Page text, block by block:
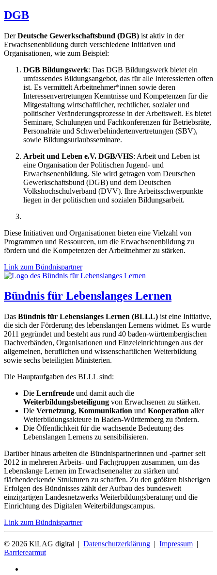
DGB
DerDeutsche Gewerkschaftsbund (DGB) ist aktiv in der
Erwachsenenbildung durch verschiedene Initiativen und
Organisationen, wie zum Beispiel:
DGB Bildungswerk: Das DGB Bildungswerk bietet ein
umfassendes Bildungsangebot, das für alle Interessierten offen
ist. Es vermittelt Arbeitnehmer*innen sowie deren
Interessenvertretungen Kenntnisse und Kompetenzen für die
Mitgestaltung wirtschaftlicher, rechtlicher, sozialer und
politischer Veränderungsprozesse in der Arbeitswelt. Es bietet
Seminare, Schulungen und Fachkonferenzen für Betriebsräte,
Personalräte und Schwerbehindertenvertretungen (SBV),
sowie Bildungsurlaubsseminare.
Arbeit und Leben e.V. DGB/VHS: Arbeit und Leben ist
eine Organisation der Politischen Jugend- und
Erwachsenenbildung. Sie wird getragen vom Deutschen
Gewerkschaftsbund (DGB) und dem Deutschen
Volkshochschulverband (DVV). Ihre Arbeitsschwerpunkte
liegen in der politischen und sozialen Bildungsarbeit.
Diese Initiativen und Organisationen bieten eine Vielzahl von
Programmen und Ressourcen, um die Erwachsenenbildung zu
fördern und die Kompetenzen der Arbeitnehmer zu stärken.
Link zum Bündnispartner
Bündnis für Lebenslanges Lernen
Das Bündnis für Lebenslanges Lernen (BLLL) ist eine Initiative,
die sich der Förderung des lebenslangen Lernens widmet. Es wurde
2011 gegründet und besteht aus rund 40 baden-württembergischen
Dachverbänden, Organisationen und Einzeleinrichtungen aus der
allgemeinen, beruflichen und wissenschaftlichen Weiterbildung
sowie sechs beteiligten Ministerien.
Die Hauptaufgaben des BLLL sind:
Die Lernfreude und damit auch die
Weiterbildungsbeteiligung von Erwachsenen zu stärken.
Die Vernetzung, Kommunikation und Kooperation aller
Weiterbildungsakteure in Baden-Württemberg zu fördern.
Die Öffentlichkeit für die wachsende Bedeutung des
Lebenslangen Lernens zu sensibilisieren.
Darüber hinaus arbeiten die Bündnispartnerinnen und -partner seit
2012 in mehreren Arbeits- und Fachgruppen zusammen, um das
Lebenslange Lernen im Erwachsenenalter zu stärken und
flächendeckende Strukturen zu schaffen. Zu den größten bisherigen
Erfolgen des Bündnisses zählt der Aufbau des bundesweit
einzigartigen Landesnetzwerks Weiterbildungsberatung und die
Einrichtung des Digitalen Weiterbildungscampus.
Link zum Bündnispartner
© 2026 KiLAG digital | Datenschutzerklärung | Impressum |
Barrierearmut